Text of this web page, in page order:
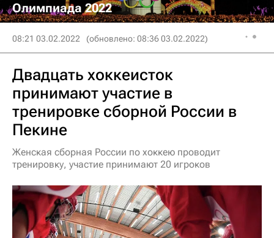
Олимпиада 2022
08:21 03.02.2022 (обновлено: 08:36 03.02.2022)
Двадцать хоккеисток
принимают участие в
тренировке сборной России в
Пекине
Женская сборная России по хоккею проводит
тренировку, участие принимают 20 игроков